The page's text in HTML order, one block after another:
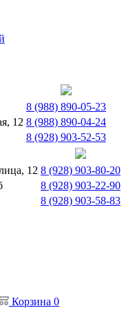
8 (988) 890-05-23
12 8 (988) 890-04-24
8 (928) 903-52-53
12 8 (928) 903-80-20
8 (928) 903-22-90
8 (928) 903-58-83
Корзина 0